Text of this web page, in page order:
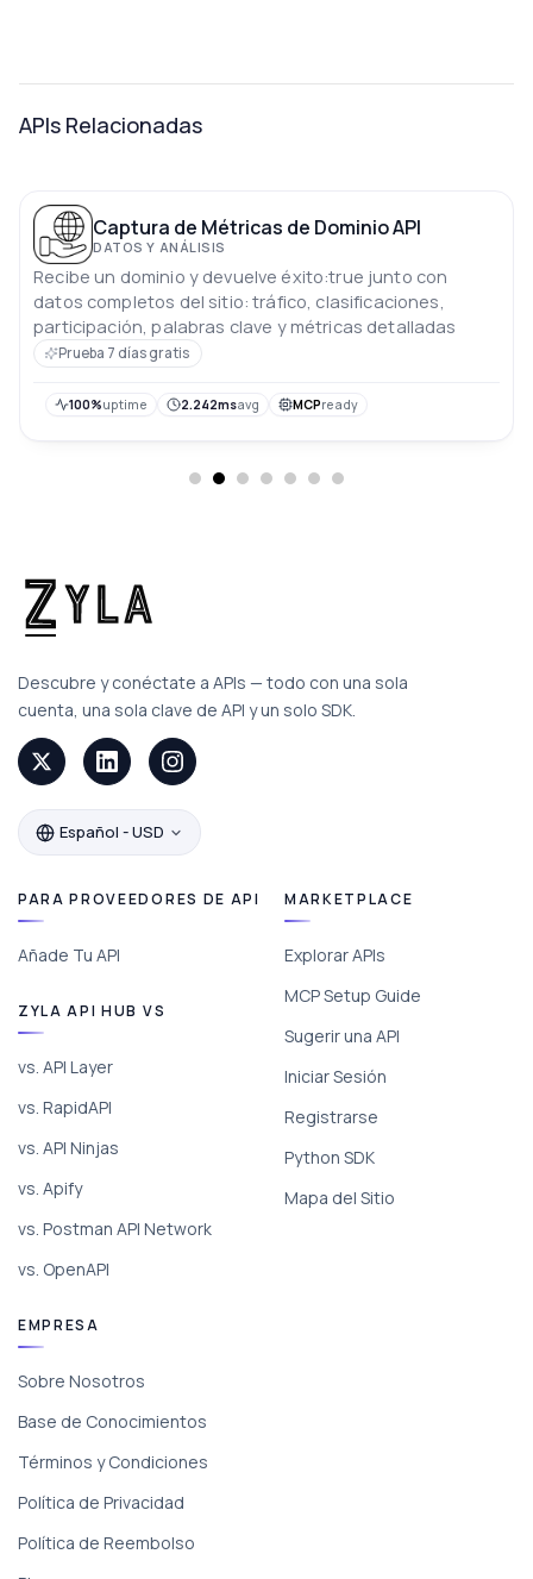
APIs Relacionadas
Captura de Métricas de Dominio API
DATOS Y ANÁLISIS
Recibe un dominio y devuelve éxito:true junto con
datos completos del sitio: tráfico, clasificaciones,
participación, palabras clave y métricas detalladas
Prueba 7 días gratis
100%uptime 2.242msavg MCPready
Descubre y conéctate a APIs — todo con una sola
cuenta, una sola clave de API y un solo SDK.
Español - USD
PARA PROVEEDORES DE API
Añade Tu API
ZYLA API HUB VS
vs. API Layer
vs. RapidAPI
vs. API Ninjas
vs. Apify
vs. Postman API Network
vs. OpenAPI
MARKETPLACE
Explorar APIs
MCP Setup Guide
Sugerir una API
Iniciar Sesión
Registrarse
Python SDK
Mapa del Sitio
EMPRESA
Sobre Nosotros
Base de Conocimientos
Términos y Condiciones
Política de Privacidad
Política de Reembolso